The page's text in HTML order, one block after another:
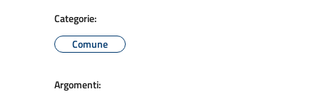
Categorie:
Comune
Argomenti: